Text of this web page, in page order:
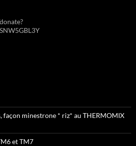
façon minestrone * riz* au THERMOMIX
et TM7